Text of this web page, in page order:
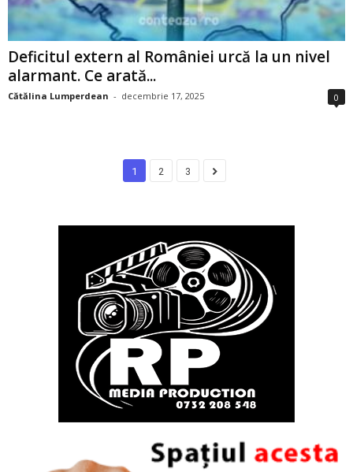
Deficitul extern al României urcă la un nivel
alarmant. Ce arată...
Cătălina Lumperdean - decembrie 17, 2025 0
1 2 3